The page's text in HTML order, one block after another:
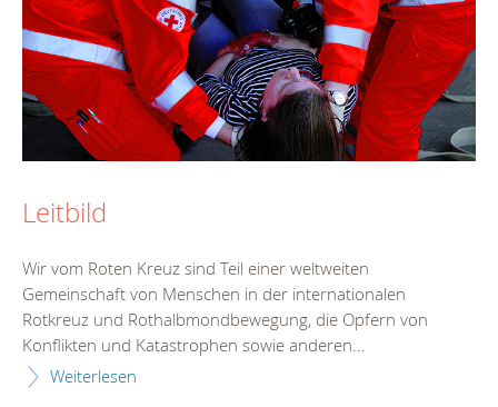
Leitbild
Wir vom Roten Kreuz sind Teil einer weltweiten
Gemeinschaft von Menschen in der internationalen
Rotkreuz und Rothalbmondbewegung, die Opfern von
Konflikten und Katastrophen sowie anderen...
Weiterlesen